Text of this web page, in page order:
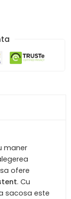
maner
ofere
. Cu
sacosa este